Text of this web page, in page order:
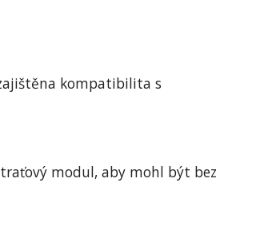
kompatibilita s
modul, aby mohl být bez